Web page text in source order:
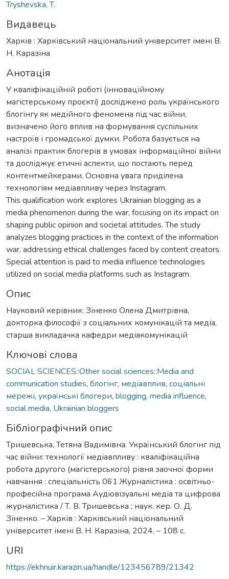
Tryshevska, T.
Видавець
Харків : Харківський національний університет імені В.
Н. Каразіна
Анотація
У кваліфікаційній роботі (інноваційному
магістерському проєкті) досліджено роль українського
блогінгу як медійного феномена під час війни,
визначено його вплив на формування суспільних
настроїв і громадської думки. Робота базується на
аналізі практик блогерів в умовах інформаційної війни
та досліджує етичні аспекти, що постають перед
контентмейкерами. Основна увага приділена
технологіям медіавпливу через Instagram.
This qualification work explores Ukrainian blogging as a
media phenomenon during the war, focusing on its impact on
shaping public opinion and societal attitudes. The study
analyzes blogging practices in the context of the information
war, addressing ethical challenges faced by content creators.
Special attention is paid to media influence technologies
utilized on social media platforms such as Instagram.
Опис
Науковий керівник: Зіненко Олена Дмитрівна,
докторка філософії з соціальних комунікацій та медіа,
старша викладачка кафедри медіакомунікацій
Ключові слова
SOCIAL SCIENCES::Other social sciences::Media and
communication studies, блогінг, медіавплив, соціальні
мережі, українські блогери, blogging, media influence,
social media, Ukrainian bloggers
Бібліографічний опис
Тришевська, Тетяна Вадимівна. Український блогінг під
час війни: технології медіавпливу : кваліфікаційна
робота другого (магістерського) рівня заочної форми
навчання : спеціальність 061 Журналістика : освітньо-
професійна програма Аудіовізуальні медіа та цифрова
журналістика / Т. В. Тришевська ; наук. кер. О. Д.
Зіненко. – Харків : Харківський національний
університет імені В. Н. Каразіна, 2024. – 108 с.
URI
https://ekhnuir.karazin.ua/handle/123456789/21342